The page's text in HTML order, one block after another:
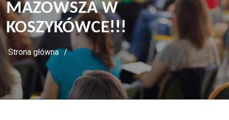
MAZOWSZA W
KOSZYKÓWCE!!!
Strona główna